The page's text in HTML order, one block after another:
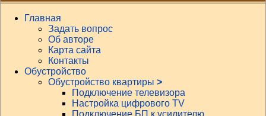
Главная
Задать вопрос
Об авторе
Карта сайта
Контакты
Обустройство
Обустройство квартиры >
Подключение телевизора
Настройка цифрового TV
Подключение БП к усилителю